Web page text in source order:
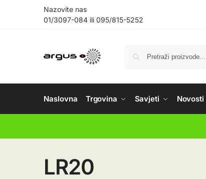
Nazovite nas
01/3097-084 ili 095/815-5252
Naslovna Trgovina Savjeti Novosti
LR20